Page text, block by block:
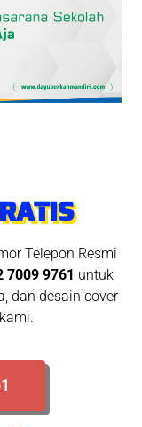
Telepon Resmi
7009 9761 untuk
dan desain cover